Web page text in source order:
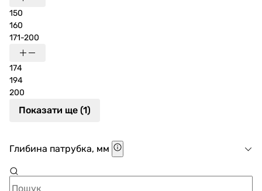
150
160
171-200
174
194
200
Показати ще (1)
Глибина патрубка, мм